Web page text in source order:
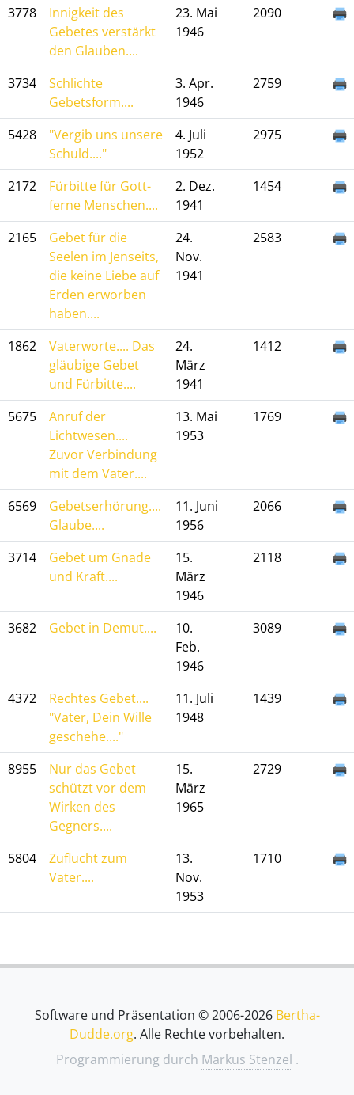
3778
Innigkeit des
Gebetes verstärkt
den Glauben....
23. Mai
1946
2090
3734
Schlichte
Gebetsform....
3. Apr.
1946
2759
5428
"Vergib uns unsere
Schuld...."
4. Juli
1952
2975
2172
Fürbitte für Gott-
ferne Menschen....
2. Dez.
1941
1454
2165
Gebet für die
Seelen im Jenseits,
die keine Liebe auf
Erden erworben
haben....
24.
Nov.
1941
2583
1862
Vaterworte.... Das
gläubige Gebet
und Fürbitte....
24.
März
1941
1412
5675
Anruf der
Lichtwesen....
Zuvor Verbindung
mit dem Vater....
13. Mai
1953
1769
6569
Gebetserhörung....
Glaube....
11. Juni
1956
2066
3714
Gebet um Gnade
und Kraft....
15.
März
1946
2118
3682 Gebet in Demut....
10.
Feb.
1946
3089
4372
Rechtes Gebet....
"Vater, Dein Wille
geschehe...."
11. Juli
1948
1439
8955
Nur das Gebet
schützt vor dem
Wirken des
Gegners....
15.
März
1965
2729
5804
Zuflucht zum
Vater....
13.
Nov.
1953
1710
Software und Präsentation © 2006-2026 Bertha-
Dudde.org. Alle Rechte vorbehalten.
Programmierung durch Markus Stenzel .